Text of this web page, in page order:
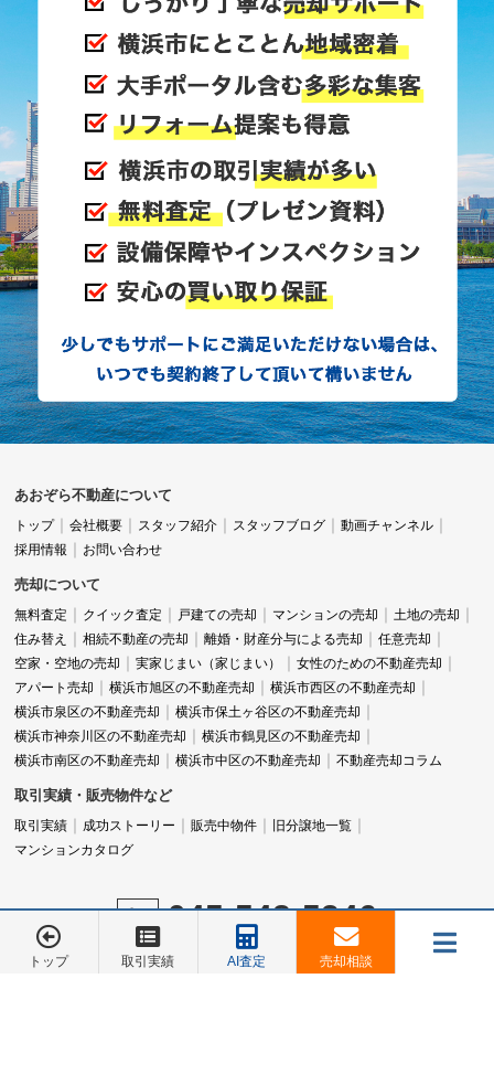
あおぞら不動産について
トップ 会社概要 スタッフ紹介 スタッフブログ
動画チャンネル
採用情報
お問い合わせ
売却について
無料査定 クイック査定 戸建ての売却 マンションの売却
土地の売却
住み替え
相続不動産の売却 離婚・財産分与による売却
任意売却
空家・空地の売却
実家じまい（家じまい）
女性のための不動産売却
アパート売却
横浜市旭区の不動産売却
横浜市西区の不動産売却
横浜市泉区の不動産売却
横浜市保土ヶ谷区の不動産売却
横浜市神奈川区の不動産売却
横浜市鶴見区の不動産売却
横浜市南区の不動産売却
横浜市中区の不動産売却 不動産売却コラム
取引実績・販売物件など
取引実績 成功ストーリー 販売中物件
旧分譲地一覧
マンションカタログ
045-548-5246
営業時間：9:00～18:00
定休日：水曜日
トップ 取引実績 AI査定
売却相談